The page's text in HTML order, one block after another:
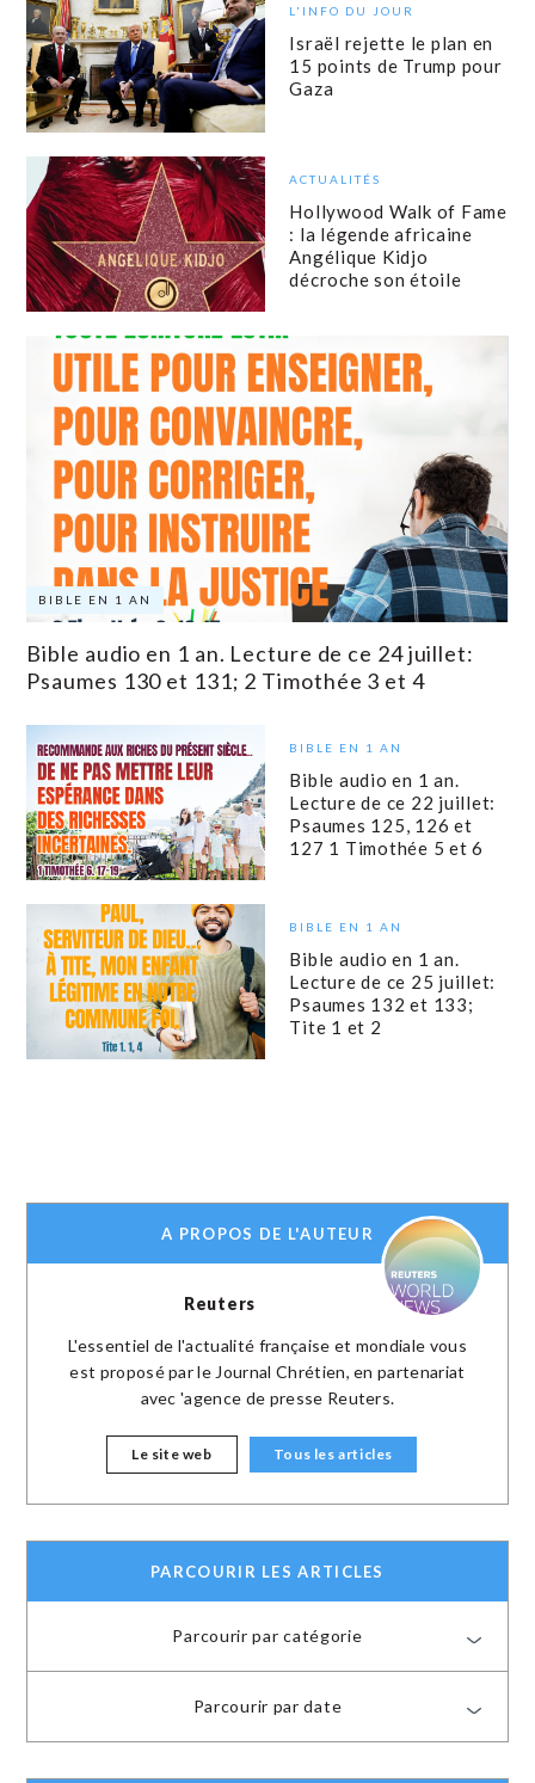
L'INFO DU JOUR
Israël rejette le plan en
15 points de Trump pour
Gaza
ACTUALITÉS
Hollywood Walk of Fame
: la légende africaine
Angélique Kidjo
décroche son étoile
BIBLE EN 1 AN
Bible audio en 1 an. Lecture de ce 24 juillet:
Psaumes 130 et 131; 2 Timothée 3 et 4
BIBLE EN 1 AN
Bible audio en 1 an.
Lecture de ce 22 juillet:
Psaumes 125, 126 et
127 1 Timothée 5 et 6
BIBLE EN 1 AN
Bible audio en 1 an.
Lecture de ce 25 juillet:
Psaumes 132 et 133;
Tite 1 et 2
A PROPOS DE L'AUTEUR
Reuters
L'essentiel de l'actualité française et mondiale vous
est proposé par le Journal Chrétien, en partenariat
avec 'agence de presse Reuters.
Le site web Tous les articles
PARCOURIR LES ARTICLES
Parcourir par catégorie
Parcourir par date